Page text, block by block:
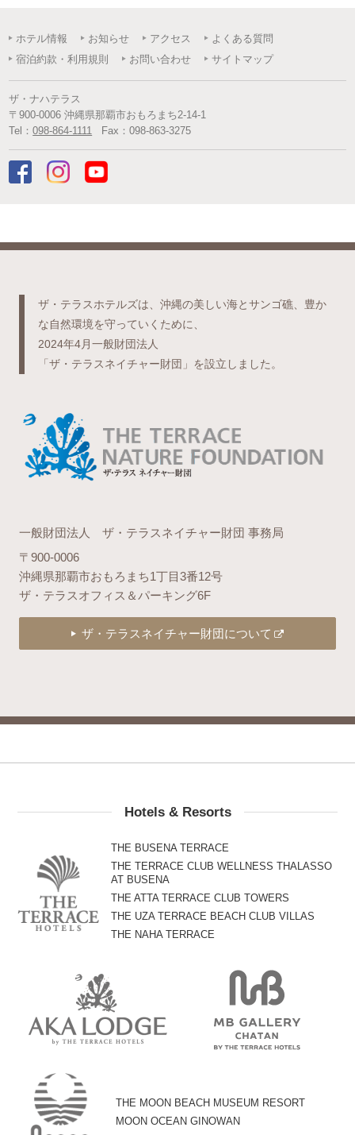
ホテル情報 お知らせ アクセス
よくある質問
宿泊約款・利用規則
お問い合わせ サイトマップ
ザ・ナハテラス
〒900-0006 沖縄県那覇市おもろまち2-14-1
Tel：098-864-1111 Fax：098-863-3275
ザ・テラスホテルズは、沖縄の美しい海とサンゴ礁、豊か
な自然環境を守っていくために、
2024年4月一般財団法人
「ザ・テラスネイチャー財団」を設立しました。
一般財団法人 ザ・テラスネイチャー財団 事務局
〒900-0006
沖縄県那覇市おもろまち1丁目3番12号
ザ・テラスオフィス＆パーキング6F
ザ・テラスネイチャー財団について
Hotels & Resorts
THE BUSENA TERRACE
THE TERRACE CLUB WELLNESS THALASSO
AT BUSENA
THE ATTA TERRACE CLUB TOWERS
THE UZA TERRACE BEACH CLUB VILLAS
THE NAHA TERRACE
THE MOON BEACH MUSEUM RESORT
MOON OCEAN GINOWAN